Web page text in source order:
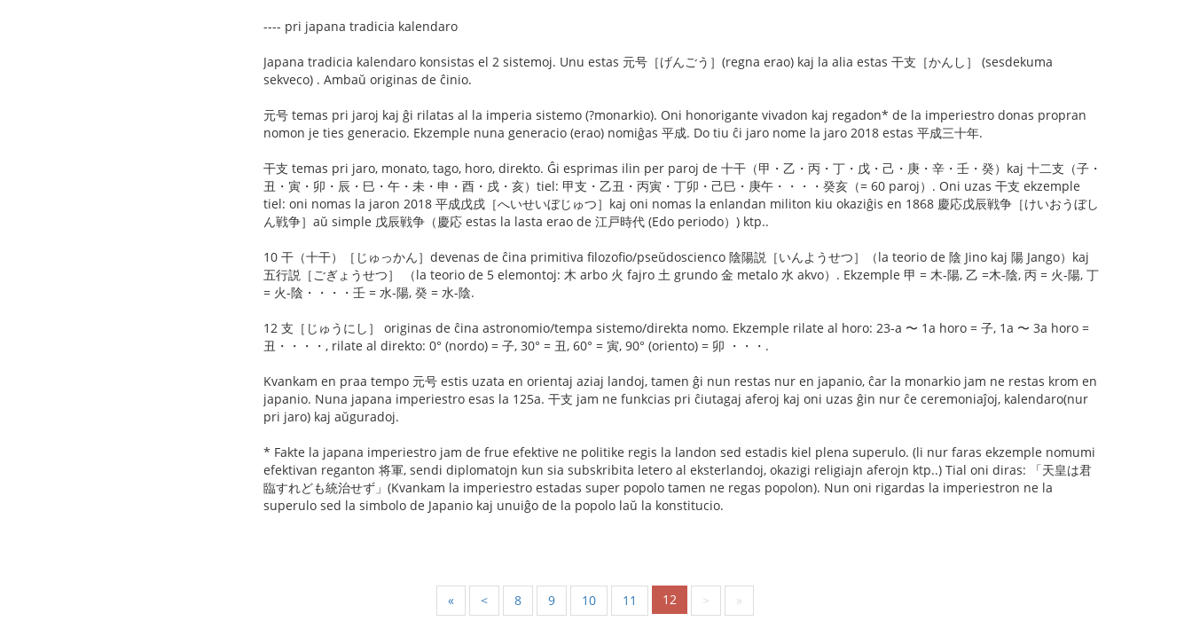
---- pri japana tradicia kalendaro
Japana tradicia kalendaro konsistas el 2 sistemoj. Unu estas 元号［げんごう］(regna erao) kaj la alia estas 干支［かんし］ (sesdekuma
sekveco) . Ambaŭ originas de ĉinio.
元号 temas pri jaroj kaj ĝi rilatas al la imperia sistemo (?monarkio). Oni honorigante vivadon kaj regadon* de la imperiestro donas propran
nomon je ties generacio. Ekzemple nuna generacio (erao) nomiĝas 平成. Do tiu ĉi jaro nome la jaro 2018 estas 平成三十年.
干支 temas pri jaro, monato, tago, horo, direkto. Ĝi esprimas ilin per paroj de 十干（甲・乙・丙・丁・戊・己・庚・辛・壬・癸）kaj 十二支（子・
丑・寅・卯・辰・巳・午・未・申・酉・戌・亥）tiel: 甲支・乙丑・丙寅・丁卯・己巳・庚午・・・・癸亥（= 60 paroj）. Oni uzas 干支 ekzemple
tiel: oni nomas la jaron 2018 平成戊戌［へいせいぼじゅつ］kaj oni nomas la enlandan militon kiu okaziĝis en 1868 慶応戊辰戦争［けいおうぼし
ん戦争］aŭ simple 戊辰戦争（慶応 estas la lasta erao de 江戸時代 (Edo periodo）) ktp..
10 干（十干）［じゅっかん］devenas de ĉina primitiva filozofio/pseŭdoscienco 陰陽説［いんようせつ］（la teorio de 陰 Jino kaj 陽 Jango）kaj
五行説［ごぎょうせつ］ （la teorio de 5 elemontoj: 木 arbo 火 fajro 土 grundo 金 metalo 水 akvo）. Ekzemple 甲 = 木-陽, 乙 =木-陰, 丙 = 火-陽, 丁
= 火-陰・・・・壬 = 水-陽, 癸 = 水-陰.
12 支［じゅうにし］ originas de ĉina astronomio/tempa sistemo/direkta nomo. Ekzemple rilate al horo: 23-a 〜 1a horo = 子, 1a 〜 3a horo =
丑・・・・, rilate al direkto: 0° (nordo) = 子, 30° = 丑, 60° = 寅, 90° (oriento) = 卯 ・・・.
Kvankam en praa tempo 元号 estis uzata en orientaj aziaj landoj, tamen ĝi nun restas nur en japanio, ĉar la monarkio jam ne restas krom en
japanio. Nuna japana imperiestro esas la 125a. 干支 jam ne funkcias pri ĉiutagaj aferoj kaj oni uzas ĝin nur ĉe ceremoniaĵoj, kalendaro(nur
pri jaro) kaj aŭguradoj.
* Fakte la japana imperiestro jam de frue efektive ne politike regis la landon sed estadis kiel plena superulo. (li nur faras ekzemple nomumi
efektivan reganton 将軍, sendi diplomatojn kun sia subskribita letero al eksterlandoj, okazigi religiajn aferojn ktp..) Tial oni diras: 「天皇は君
臨すれども統治せず」(Kvankam la imperiestro estadas super popolo tamen ne regas popolon). Nun oni rigardas la imperiestron ne la
superulo sed la simbolo de Japanio kaj unuiĝo de la popolo laŭ la konstitucio.
« < 8 9 10 11 12 > »